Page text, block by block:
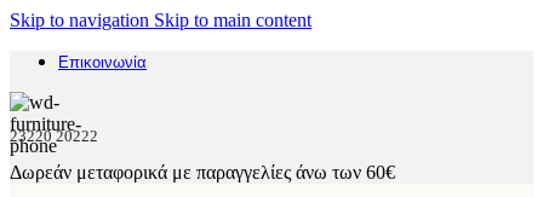
Skip to navigation Skip to main content
Επικοινωνία
23220 20222
Δωρεάν μεταφορικά με παραγγελίες άνω των 60€